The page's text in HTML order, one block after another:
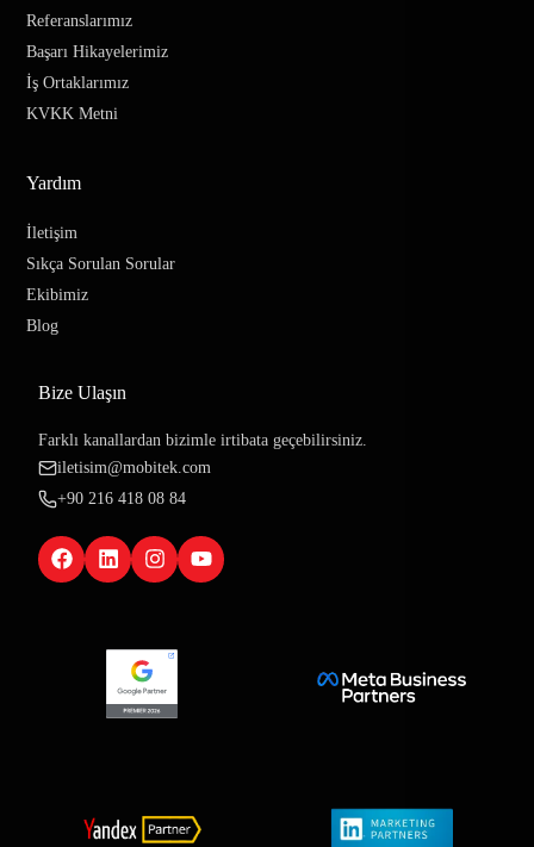
Referanslarımız
Başarı Hikayelerimiz
İş Ortaklarımız
KVKK Metni
Yardım
İletişim
Sıkça Sorulan Sorular
Ekibimiz
Blog
Bize Ulaşın
Farklı kanallardan bizimle irtibata geçebilirsiniz.
iletisim@mobitek.com
+90 216 418 08 84